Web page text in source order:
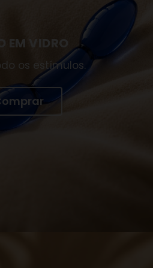
EM VIDRO
os estímulos.